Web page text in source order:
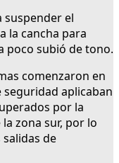
suspender el
la cancha para
poco subió de tono.
comenzaron en
aplicaban
por la
zona sur, por lo
de